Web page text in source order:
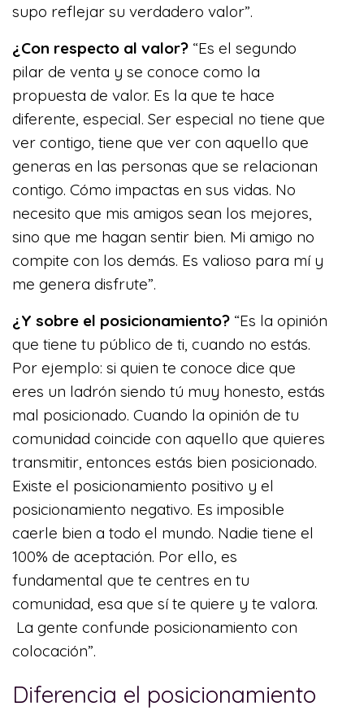
supo reflejar su verdadero valor”.
¿Con respecto al valor? “Es el segundo
pilar de venta y se conoce como la
propuesta de valor. Es la que te hace
diferente, especial. Ser especial no tiene que
ver contigo, tiene que ver con aquello que
generas en las personas que se relacionan
contigo. Cómo impactas en sus vidas. No
necesito que mis amigos sean los mejores,
sino que me hagan sentir bien. Mi amigo no
compite con los demás. Es valioso para mí y
me genera disfrute”.
¿Y sobre el posicionamiento? “Es la opinión
que tiene tu público de ti, cuando no estás.
Por ejemplo: si quien te conoce dice que
eres un ladrón siendo tú muy honesto, estás
mal posicionado. Cuando la opinión de tu
comunidad coincide con aquello que quieres
transmitir, entonces estás bien posicionado.
Existe el posicionamiento positivo y el
posicionamiento negativo. Es imposible
caerle bien a todo el mundo. Nadie tiene el
100% de aceptación. Por ello, es
fundamental que te centres en tu
comunidad, esa que sí te quiere y te valora.
La gente confunde posicionamiento con
colocación”.
Diferencia el posicionamiento